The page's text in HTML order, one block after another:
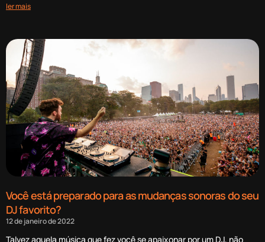
ler mais
Você está preparado para as mudanças sonoras do seu
DJ favorito?
12 de janeiro de 2022
Talvez aquela música que fez você se apaixonar por um DJ, não